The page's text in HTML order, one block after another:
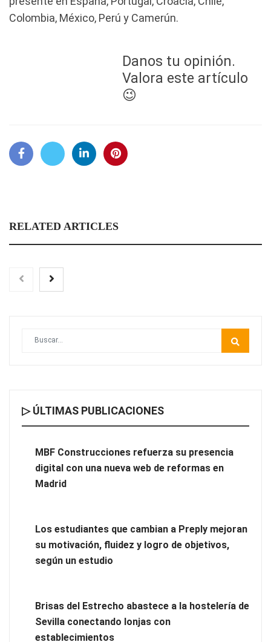
Colombia, México, Perú y Camerún.
Danos tu opinión.
Valora este artículo
😉
RELATED ARTICLES
nueva web de reformas en Madrid
Los estudiantes que cambian a Preply mejoran su motivación,
▷ ÚLTIMAS PUBLICACIONES
MBF Construcciones refuerza su presencia
digital con una nueva web de reformas en
Madrid
Los estudiantes que cambian a Preply mejoran
su motivación, fluidez y logro de objetivos,
según un estudio
Brisas del Estrecho abastece a la hostelería de
Sevilla conectando lonjas con
establecimientos